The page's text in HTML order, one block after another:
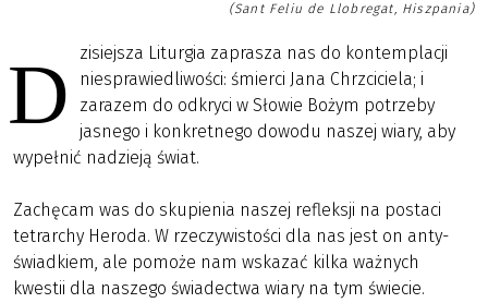
(Sant Feliu de Llobregat, Hiszpania)
D
zisiejsza Liturgia zaprasza nas do kontemplacji
niesprawiedliwości: śmierci Jana Chrzciciela; i
zarazem do odkryci w Słowie Bożym potrzeby
jasnego i konkretnego dowodu naszej wiary, aby
wypełnić nadzieją świat.
Zachęcam was do skupienia naszej refleksji na postaci
tetrarchy Heroda. W rzeczywistości dla nas jest on anty-
świadkiem, ale pomoże nam wskazać kilka ważnych
kwestii dla naszego świadectwa wiary na tym świecie.